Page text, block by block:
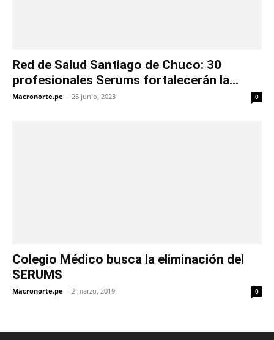
Red de Salud Santiago de Chuco: 30
profesionales Serums fortalecerán la...
Macronorte.pe - 26 junio, 2023 0
Colegio Médico busca la eliminación del
SERUMS
Macronorte.pe - 2 marzo, 2019 0